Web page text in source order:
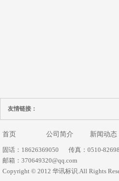
友情链接：
首页 公司简介 新闻动态
固话：18626369050
传真：0510-
邮箱：370649320@qq.com
Copyright © 2012 华讯标识.All Rights